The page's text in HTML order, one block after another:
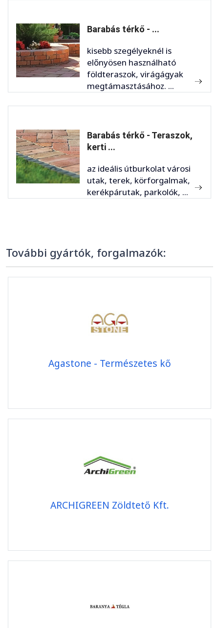
Barabás térkő - ...
kisebb szegélyeknél is
előnyösen használható
földteraszok, virágágyak
megtámasztásához. ...
Barabás térkő - Teraszok,
kerti ...
az ideális útburkolat városi
utak, terek, körforgalmak,
kerékpárutak, parkolók, ...
További gyártók, forgalmazók:
Agastone - Természetes kő
ARCHIGREEN Zöldtető Kft.